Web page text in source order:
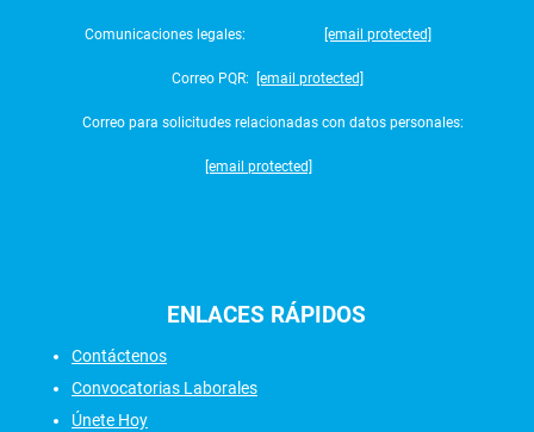
Comunicaciones legales: [email protected]
Correo PQR: [email protected]
Correo para solicitudes relacionadas con datos personales:
[email protected]
ENLACES RÁPIDOS
Contáctenos
Convocatorias Laborales
Únete Hoy